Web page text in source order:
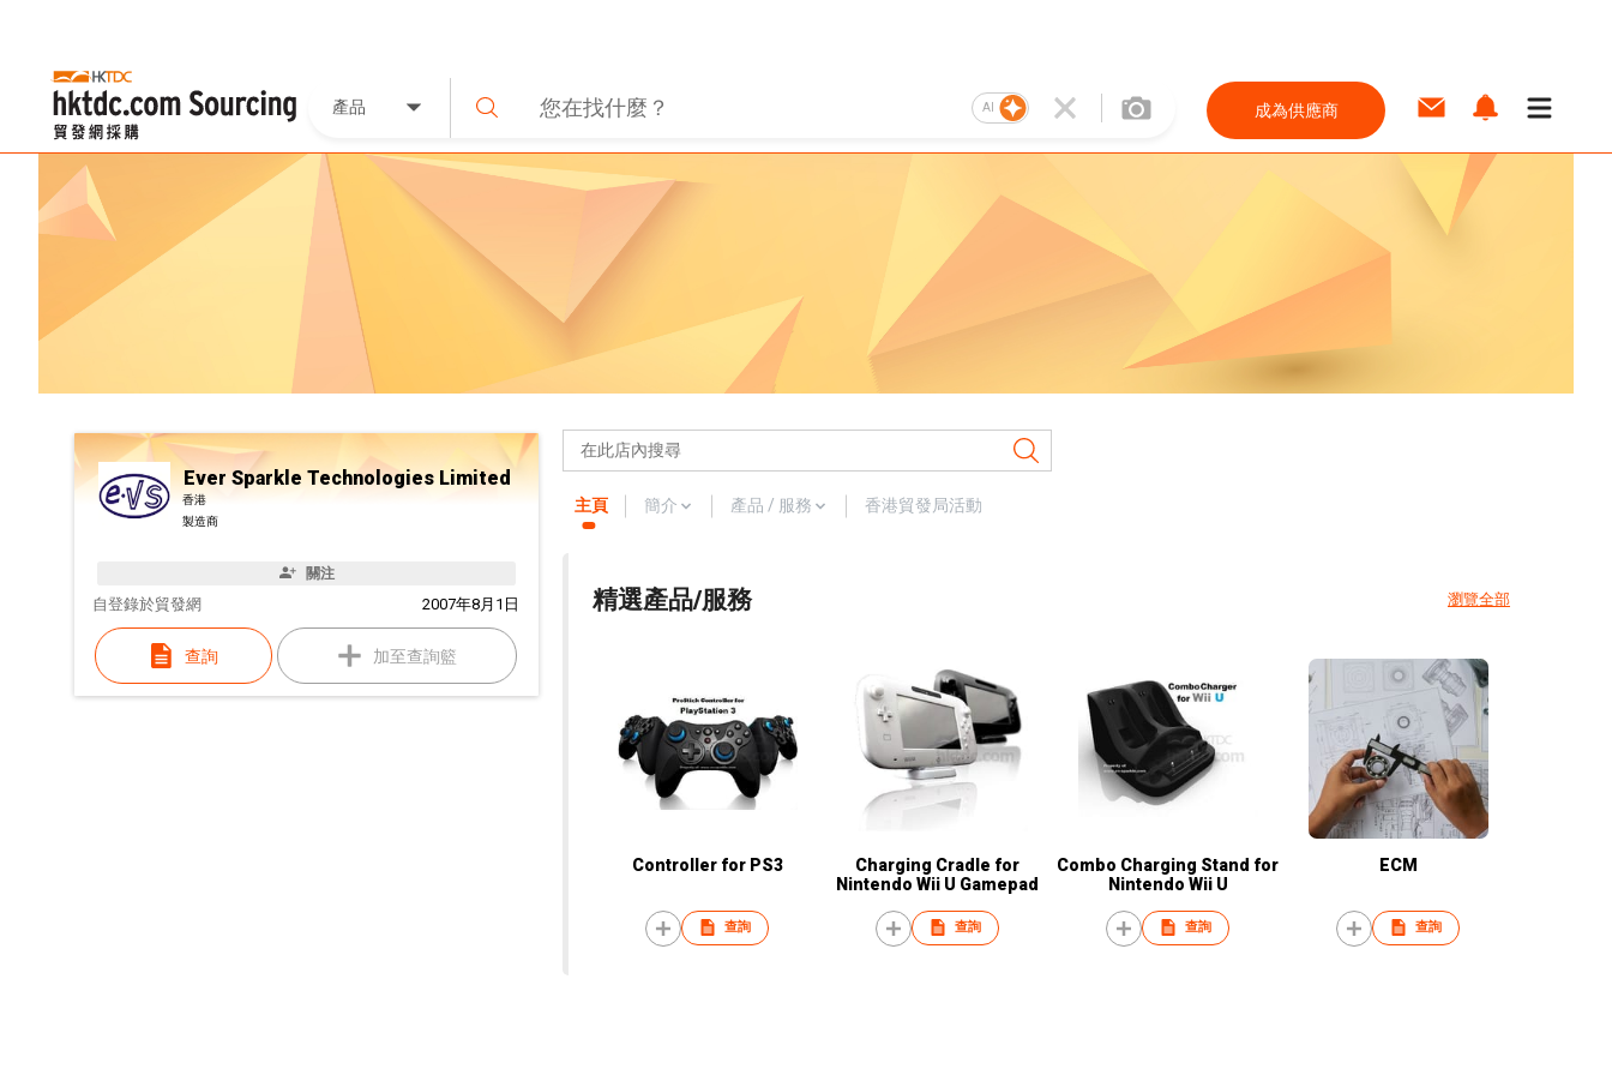
產品 AI 成為供應商
Ever Sparkle Technologies Limited
香港
製造商
關注
自 2007年8月1日
登錄於貿發網
查詢 加至查詢籃
主頁 簡介 產品 / 服務 香港貿發局活動
精選產品/服務 瀏覽全部
Controller for PS3
查詢
Charging Cradle for
Nintendo Wii U Gamepad
查詢
Combo Charging Stand for
Nintendo Wii U
查詢
ECM
查詢